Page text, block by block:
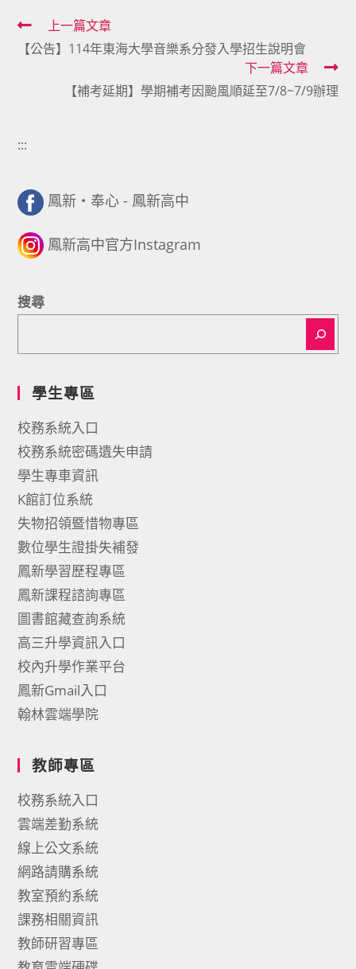
Read
more
articles
上一篇文章
【公告】114年東海大學音樂系分發入學招生說明會
下一篇文章
【補考延期】學期補考因颱風順延至7/8~7/9辦理
:::
鳳新・奉心 - 鳳新高中
鳳新高中官方Instagram
搜尋
學生專區
校務系統入口
校務系統密碼遺失申請
學生專車資訊
K館訂位系統
失物招領暨惜物專區
數位學生證掛失補發
鳳新學習歷程專區
鳳新課程諮詢專區
圖書館藏查詢系統
高三升學資訊入口
校內升學作業平台
鳳新Gmail入口
翰林雲端學院
教師專區
校務系統入口
雲端差勤系統
線上公文系統
網路請購系統
教室預約系統
課務相關資訊
教師研習專區